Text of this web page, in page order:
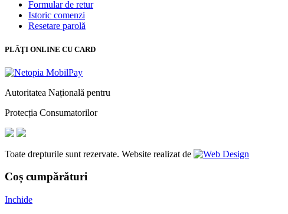
Formular de retur
Istoric comenzi
Resetare parolă
PLĂŢI ONLINE CU CARD
Autoritatea Națională pentru
Protecția Consumatorilor
Toate drepturile sunt rezervate. Website realizat de
Coș cumpărături
Inchide